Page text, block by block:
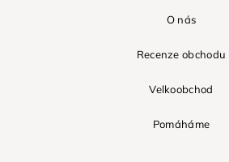
O nás
Recenze obchodu
Velkoobchod
Pomáháme